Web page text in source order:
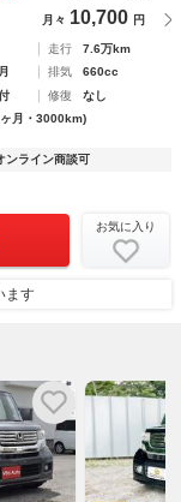
月々 10,700 円
走行
7.6万km
排気
660cc
修復
なし
月・3000km)
ンライン商談可
お気に入り
ます